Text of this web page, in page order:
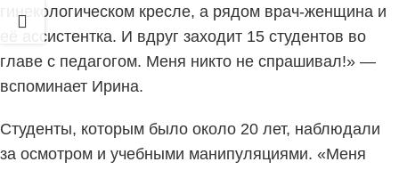
гинекологическом кресле, а рядом врач-женщина и
её ассистентка. И вдруг заходит 15 студентов во
главе с педагогом. Меня никто не спрашивал!» —
вспоминает Ирина.
Студенты, которым было около 20 лет, наблюдали
за осмотром и учебными манипуляциями. «Меня